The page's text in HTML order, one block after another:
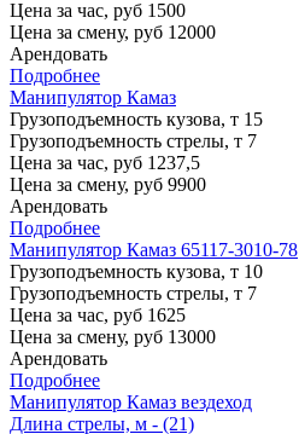
Цена за час, руб 1500
Цена за смену, руб 12000
Арендовать
Подробнее
Манипулятор Камаз
Грузоподъемность кузова, т 15
Грузоподъемность стрелы, т 7
Цена за час, руб 1237,5
Цена за смену, руб 9900
Арендовать
Подробнее
Манипулятор Камаз 65117-3010-78
Грузоподъемность кузова, т 10
Грузоподъемность стрелы, т 7
Цена за час, руб 1625
Цена за смену, руб 13000
Арендовать
Подробнее
Манипулятор Камаз вездеход
Длина стрелы, м - (21)